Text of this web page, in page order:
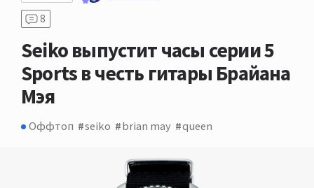
8
Seiko выпустит часы серии 5
Sports в честь гитары Брайана
Мэя
Оффтоп seiko brian may queen